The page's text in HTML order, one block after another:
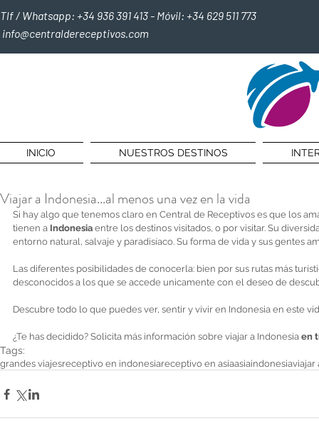
Tlf / Whatsapp: +34 936 391 413 - Móvil: +34 629 511 773
info@centraldereceptivos.com
INICIO NUESTROS DESTINOS
Viajar a Indonesia...al menos una vez en la vida
Si hay algo que tenemos claro en Central de Receptivos es que los
tienen a Indonesia entre los destinos visitados, o por visitar. Su
entorno natural, salvaje y paradisíaco. Su forma de vida y sus gentes
Las diferentes posibilidades de conocerla: bien por sus rutas más
desconocidos a los que se accede unicamente con el deseo de
Descubre todo lo que puedes ver, sentir y vivir en Indonesia en este
¿Te has decidido? Solicita más información sobre viajar a Indonesia en
Tags:
grandes viajesreceptivo en indonesiareceptivo en asiaasiaindonesiaviajar